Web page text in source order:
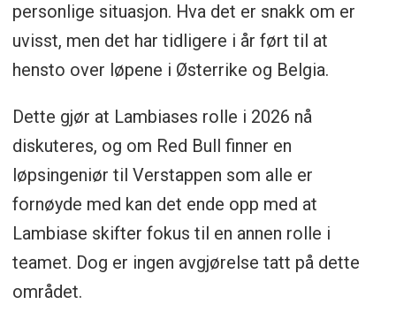
personlige situasjon. Hva det er snakk om er
uvisst, men det har tidligere i år ført til at
hensto over løpene i Østerrike og Belgia.
Dette gjør at Lambiases rolle i 2026 nå
diskuteres, og om Red Bull finner en
løpsingeniør til Verstappen som alle er
fornøyde med kan det ende opp med at
Lambiase skifter fokus til en annen rolle i
teamet. Dog er ingen avgjørelse tatt på dette
området.